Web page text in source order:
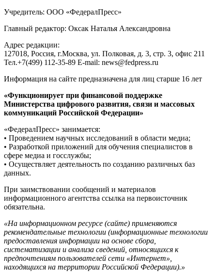
Учредитель: ООО «ФедералПресс»
Главный редактор: Оксак Наталья Александровна
Адрес редакции:
127018, Россия, г.Москва, ул. Полковая, д. 3, стр. 3, офис 211
Тел.+7(499) 112-35-89 E-mail: news@fedpress.ru
Информация на сайте предназначена для лиц старше 16 лет
«Функционирует при финансовой поддержке
Министерства цифрового развития, связи и массовых
коммуникаций Российской Федерации»
«ФедералПресс» занимается:
• Проведением научных исследований в области медиа;
• Разработкой приложений для обучения специалистов в
сфере медиа и госслужбы;
• Осуществляет деятельность по созданию различных баз
данных.
При заимствовании сообщений и материалов
информационного агентства ссылка на первоисточник
обязательна.
«На информационном ресурсе (сайте) применяются
рекомендательные технологии (информационные технологии
предоставления информации на основе сбора,
систематизации и анализа сведений, относящихся к
предпочтениям пользователей сети «Интернет»,
находящихся на территории Российской Федерации).»